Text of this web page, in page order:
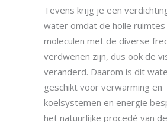
Tevens krijg je een
water omdat de holle
moleculen met de diverse
verdwenen zijn, dus ook de
veranderd. Daarom is dit
geschikt voor verwarming en
koelsystemen en energie
het natuurlijke procedé van